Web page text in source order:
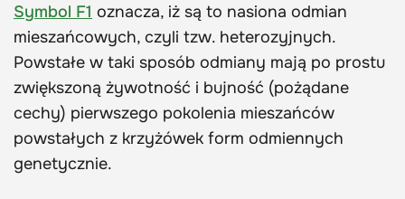
Symbol F1 oznacza, iż są to nasiona odmian
mieszańcowych, czyli tzw. heterozyjnych.
Powstałe w taki sposób odmiany mają po prostu
zwiększoną żywotność i bujność (pożądane
cechy) pierwszego pokolenia mieszańców
powstałych z krzyżówek form odmiennych
genetycznie.